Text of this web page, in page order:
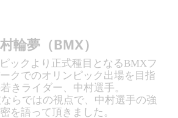
輪夢（BMX）
ックより正式種目となるBMXフ
クでのオリンピック出場を目指
きライダー、中村選手。
らではの視点で、中村選手の強
を語って頂きました。